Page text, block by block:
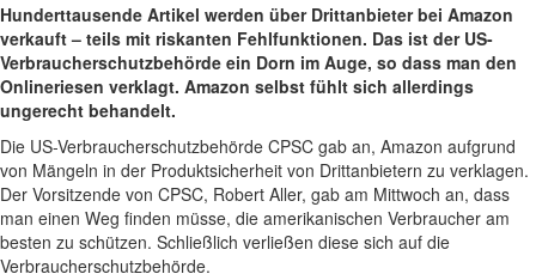
Hunderttausende Artikel werden über Drittanbieter bei Amazon
verkauft – teils mit riskanten Fehlfunktionen. Das ist der US-
Verbraucherschutzbehörde ein Dorn im Auge, so dass man den
Onlineriesen verklagt. Amazon selbst fühlt sich allerdings
ungerecht behandelt.
Die US-Verbraucherschutzbehörde CPSC gab an, Amazon aufgrund
von Mängeln in der Produktsicherheit von Drittanbietern zu verklagen.
Der Vorsitzende von CPSC, Robert Aller, gab am Mittwoch an, dass
man einen Weg finden müsse, die amerikanischen Verbraucher am
besten zu schützen. Schließlich verließen diese sich auf die
Verbraucherschutzbehörde.